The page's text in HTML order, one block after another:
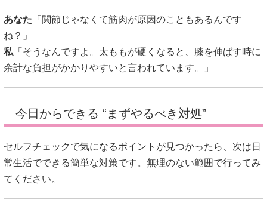
あなた 「関節じゃなくて筋肉が原因のこともあるんです
ね？」
私 「そうなんですよ。太ももが硬くなると、膝を伸ばす時に
余計な負担がかかりやすいと言われています。」
今日からできる “まずやるべき対処”
セルフチェックで気になるポイントが見つかったら、次は日
常生活でできる簡単な対策です。無理のない範囲で行ってみ
てください。